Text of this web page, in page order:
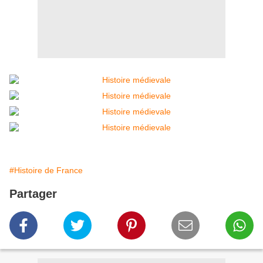
#Histoire de France
Partager